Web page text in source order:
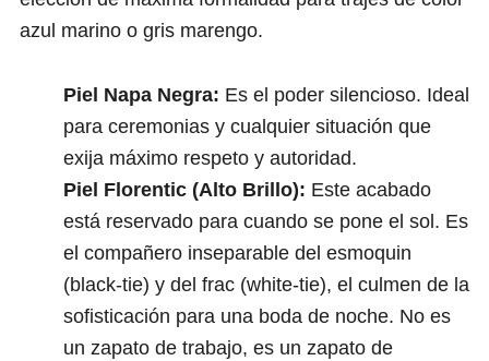
azul marino o gris marengo.
Piel Napa Negra: Es el poder silencioso. Ideal
para ceremonias y cualquier situación que
exija máximo respeto y autoridad.
Piel Florentic (Alto Brillo): Este acabado
está reservado para cuando se pone el sol. Es
el compañero inseparable del esmoquin
(black-tie) y del frac (white-tie), el culmen de la
sofisticación para una boda de noche. No es
un zapato de trabajo, es un zapato de